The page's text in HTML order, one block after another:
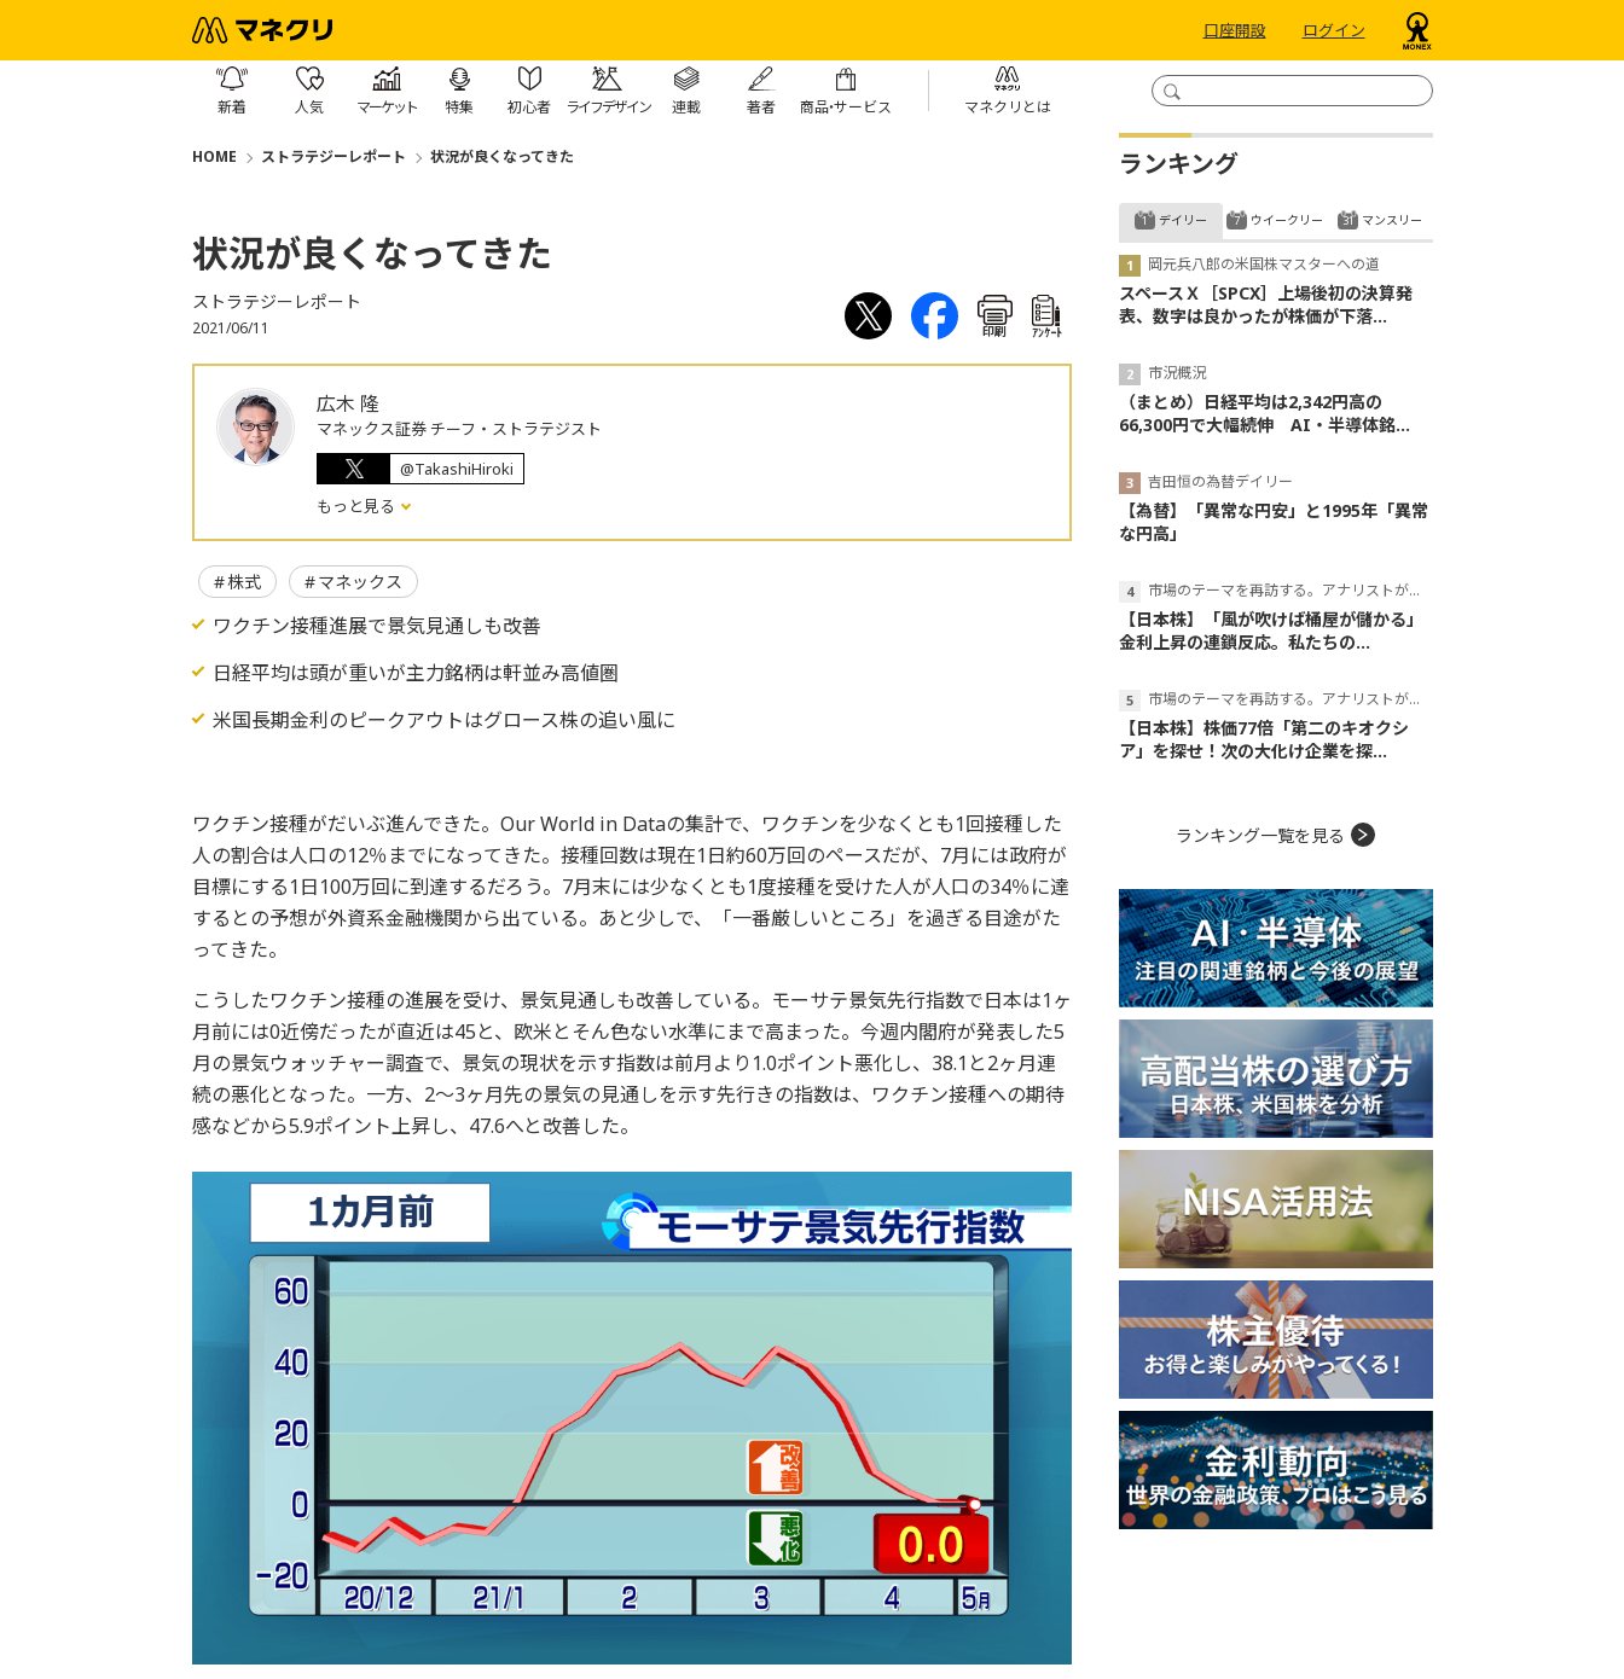
口座開設 ログイン
新着 人気 マーケット 特集 初心者 ライフデザイン 連載 著者 商品・サービス マネクリとは
HOME ストラテジーレポート 状況が良くなってきた
状況が良くなってきた
ストラテジーレポート
2021/06/11 印刷 ｱﾝｹｰﾄ
広木 隆
マネックス証券 チーフ・ストラテジスト
@TakashiHiroki
もっと見る
株式 マネックス
ワクチン接種進展で景気見通しも改善
日経平均は頭が重いが主力銘柄は軒並み高値圏
米国長期金利のピークアウトはグロース株の追い風に
ワクチン接種がだいぶ進んできた。Our World in Dataの集計で、ワクチンを少なくとも1回接種した
人の割合は人口の12％までになってきた。接種回数は現在1日約60万回のペースだが、7月には政府が
目標にする1日100万回に到達するだろう。7月末には少なくとも1度接種を受けた人が人口の34％に達
するとの予想が外資系金融機関から出ている。あと少しで、「一番厳しいところ」を過ぎる目途がた
ってきた。
こうしたワクチン接種の進展を受け、景気見通しも改善している。モーサテ景気先行指数で日本は1ヶ
月前には0近傍だったが直近は45と、欧米とそん色ない水準にまで高まった。今週内閣府が発表した5
月の景気ウォッチャー調査で、景気の現状を示す指数は前月より1.0ポイント悪化し、38.1と2ヶ月連
続の悪化となった。一方、2～3ヶ月先の景気の見通しを示す先行きの指数は、ワクチン接種への期待
感などから5.9ポイント上昇し、47.6へと改善した。
ランキング
デイリー
岡元兵八郎の米国株マスターへの道
スペースＸ［SPCX］上場後初の決算発
表、数字は良かったが株価が下落...
市況概況
（まとめ）日経平均は2,342円高の
66,300円で大幅続伸 AI・半導体銘...
吉田恒の為替デイリー
【為替】「異常な円安」と1995年「異常
な円高」
市場のテーマを再訪する。アナリストが読み解くテーマの本質
【日本株】「風が吹けば桶屋が儲かる」
金利上昇の連鎖反応。私たちの...
市場のテーマを再訪する。アナリストが読み解くテーマの本質
【日本株】株価77倍「第二のキオクシ
ア」を探せ！次の大化け企業を探...
ウイークリー マンスリー
ランキング一覧を見る